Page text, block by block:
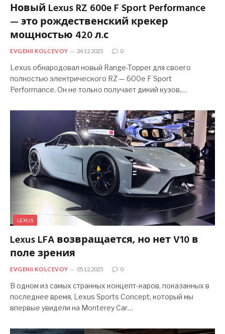
Новый Lexus RZ 600e F Sport Performance
— это рождественский крекер
мощностью 420 л.с
EVGENII KOLCEVOY 24.12.2025 0
Lexus обнародовал новый Range-Topper для своего
полностью электрического RZ — 600e F Sport
Performance. Он не только получает дикий кузов,…
LEXUS
Lexus LFA возвращается, но нет V10 в
поле зрения
EVGENII KOLCEVOY 05.12.2025 0
В одном из самых странных концепт-каров, показанных в
последнее время, Lexus Sports Concept, который мы
впервые увидели на Monterey Car…